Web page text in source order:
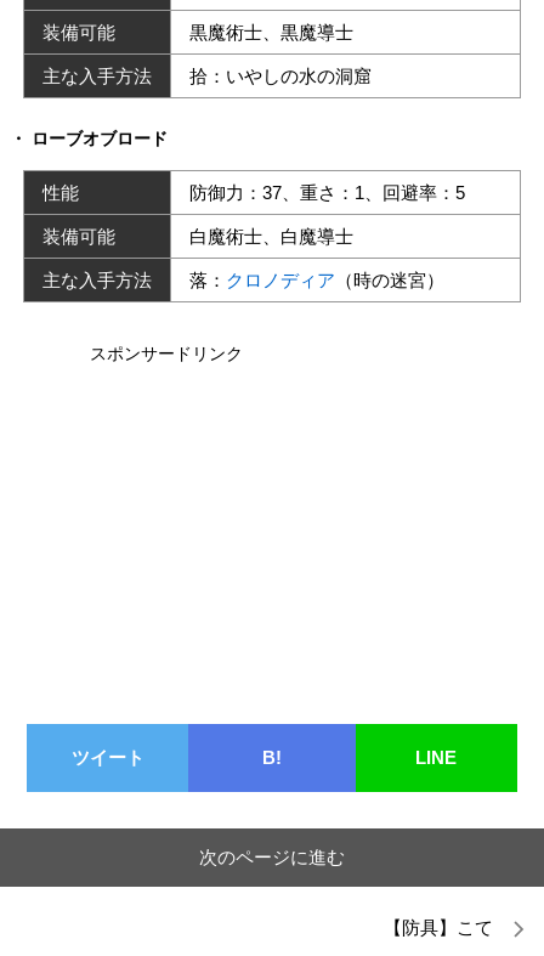
装備可能 黒魔術士、黒魔導士
主な入手方法 拾：いやしの水の洞窟
ローブオブロード
性能 防御力：37、重さ：1、回避率：5
装備可能 白魔術士、白魔導士
主な入手方法 落： クロノディア （時の迷宮）
スポンサードリンク
ツイート B! LINE
次のページに進む
【防具】こて